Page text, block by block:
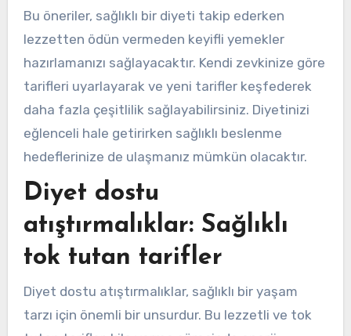
Bu öneriler, sağlıklı bir diyeti takip ederken
lezzetten ödün vermeden keyifli yemekler
hazırlamanızı sağlayacaktır. Kendi zevkinize göre
tarifleri uyarlayarak ve yeni tarifler keşfederek
daha fazla çeşitlilik sağlayabilirsiniz. Diyetinizi
eğlenceli hale getirirken sağlıklı beslenme
hedeflerinize de ulaşmanız mümkün olacaktır.
Diyet dostu
atıştırmalıklar: Sağlıklı
tok tutan tarifler
Diyet dostu atıştırmalıklar, sağlıklı bir yaşam
tarzı için önemli bir unsurdur. Bu lezzetli ve tok